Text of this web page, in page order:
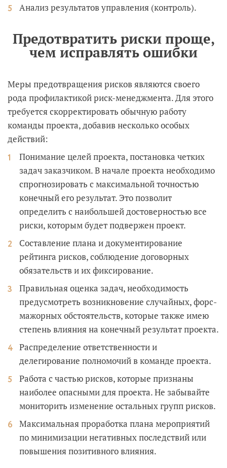
Анализ результатов управления (контроль).
Предотвратить риски проще,
чем исправлять ошибки
Меры предотвращения рисков являются своего
рода профилактикой риск-менеджмента. Для этого
требуется скорректировать обычную работу
команды проекта, добавив несколько особых
действий:
Понимание целей проекта, постановка четких
задач заказчиком. В начале проекта необходимо
спрогнозировать с максимальной точностью
конечный его результат. Это позволит
определить с наибольшей достоверностью все
риски, которым будет подвержен проект.
Составление плана и документирование
рейтинга рисков, соблюдение договорных
обязательств и их фиксирование.
Правильная оценка задач, необходимость
предусмотреть возникновение случайных, форс-
мажорных обстоятельств, которые также имею
степень влияния на конечный результат проекта.
Распределение ответственности и
делегирование полномочий в команде проекта.
Работа с частью рисков, которые признаны
наиболее опасными для проекта. Не забывайте
мониторить изменение остальных групп рисков.
Максимальная проработка плана мероприятий
по минимизации негативных последствий или
повышения позитивного влияния.